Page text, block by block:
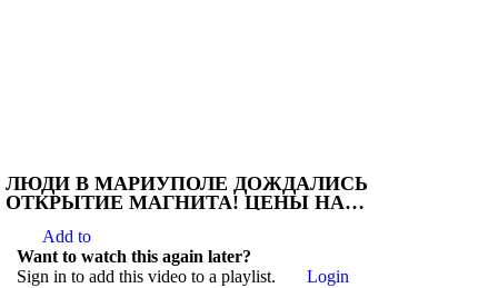
ЛЮДИ В МАРИУПОЛЕ ДОЖДАЛИСЬ
ОТКРЫТИЕ МАГНИТА! ЦЕНЫ НА
МОСКВЕ?
Add to
Want to watch this again later?
Sign in to add this video to a playlist.
Login